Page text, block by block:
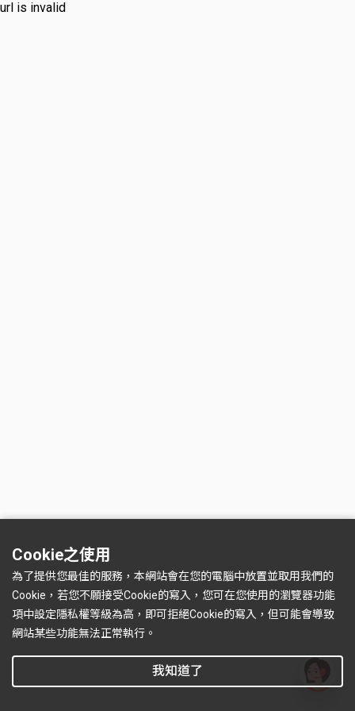
url is invalid
Cookie之使用
為了提供您最佳的服務，本網站會在您的電腦中放置並取用我們的
Cookie，若您不願接受Cookie的寫入，您可在您使用的瀏覽器功能
項中設定隱私權等級為高，即可拒絕Cookie的寫入，但可能會導致
網站某些功能無法正常執行。
我知道了